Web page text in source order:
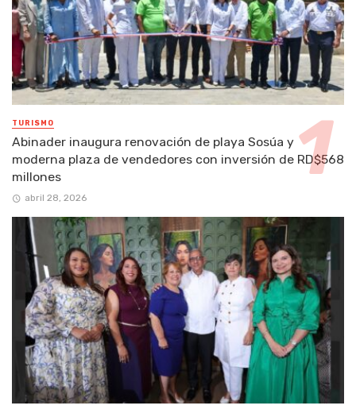
TURISMO
Abinader inaugura renovación de playa Sosúa y
moderna plaza de vendedores con inversión de RD$568
millones
abril 28, 2026